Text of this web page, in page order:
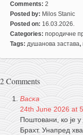
Comments: 2
Posted by: Milos Stanic
Posted on: 16.03.2026.
Categories: породичне
Tags: душанова застава,
2 Comments
Васка
24th June 2026 at
Поштовани, ко је
Брахт. Унапред